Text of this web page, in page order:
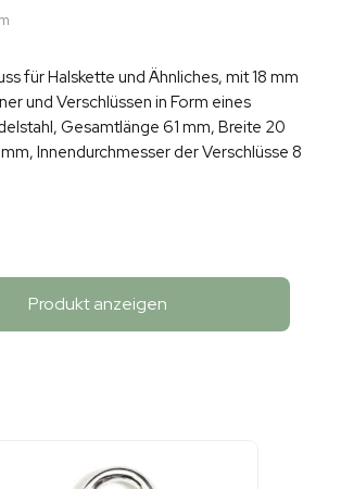
für Halskette und Ähnliches, mit 18 mm
und Verschlüssen in Form eines
Gesamtlänge 61 mm, Breite 20
Innendurchmesser der Verschlüsse 8
Produkt anzeigen